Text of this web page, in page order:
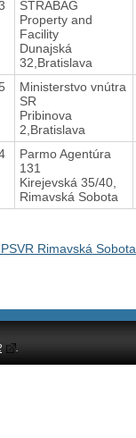
STRABAG
Property and
Facility
Dunajská
32,Bratislava
Ministerstvo vnútra
SR
Pribinova
2,Bratislava
Parmo Agentúra
131
Kirejevská 35/40,
Rimavská Sobota
Rimavská Sobota